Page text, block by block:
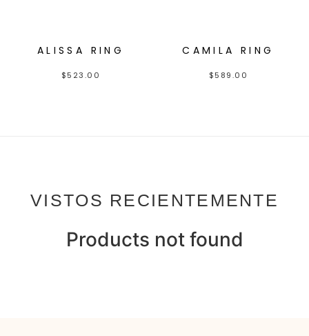
ALISSA RING
$523.00
CAMILA RING
$589.00
VISTOS RECIENTEMENTE
Products not found